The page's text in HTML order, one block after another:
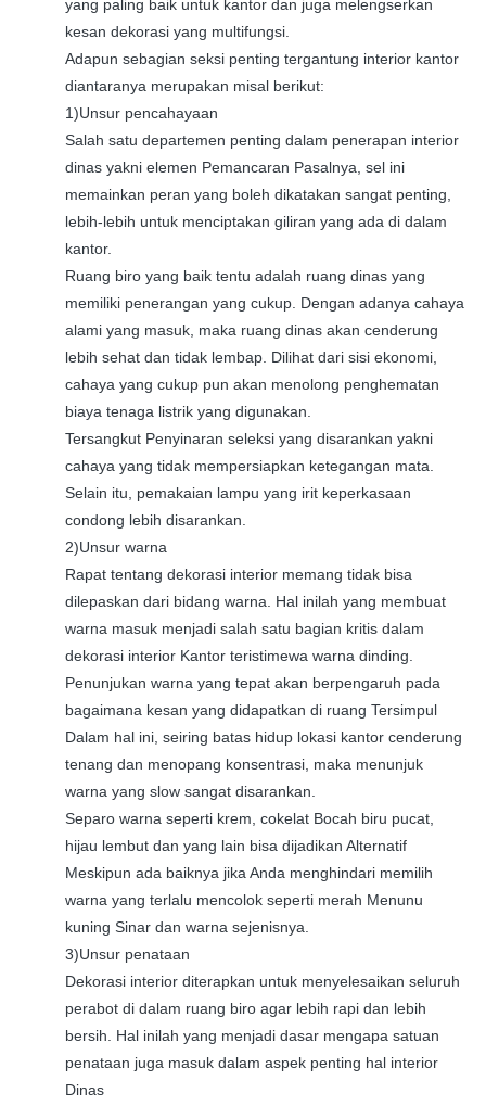
yang paling baik untuk kantor dan juga melengserkan
kesan dekorasi yang multifungsi.
Adapun sebagian seksi penting tergantung interior kantor
diantaranya merupakan misal berikut:
1)Unsur pencahayaan
Salah satu departemen penting dalam penerapan interior
dinas yakni elemen Pemancaran Pasalnya, sel ini
memainkan peran yang boleh dikatakan sangat penting,
lebih-lebih untuk menciptakan giliran yang ada di dalam
kantor.
Ruang biro yang baik tentu adalah ruang dinas yang
memiliki penerangan yang cukup. Dengan adanya cahaya
alami yang masuk, maka ruang dinas akan cenderung
lebih sehat dan tidak lembap. Dilihat dari sisi ekonomi,
cahaya yang cukup pun akan menolong penghematan
biaya tenaga listrik yang digunakan.
Tersangkut Penyinaran seleksi yang disarankan yakni
cahaya yang tidak mempersiapkan ketegangan mata.
Selain itu, pemakaian lampu yang irit keperkasaan
condong lebih disarankan.
2)Unsur warna
Rapat tentang dekorasi interior memang tidak bisa
dilepaskan dari bidang warna. Hal inilah yang membuat
warna masuk menjadi salah satu bagian kritis dalam
dekorasi interior Kantor teristimewa warna dinding.
Penunjukan warna yang tepat akan berpengaruh pada
bagaimana kesan yang didapatkan di ruang Tersimpul
Dalam hal ini, seiring batas hidup lokasi kantor cenderung
tenang dan menopang konsentrasi, maka menunjuk
warna yang slow sangat disarankan.
Separo warna seperti krem, cokelat Bocah biru pucat,
hijau lembut dan yang lain bisa dijadikan Alternatif
Meskipun ada baiknya jika Anda menghindari memilih
warna yang terlalu mencolok seperti merah Menunu
kuning Sinar dan warna sejenisnya.
3)Unsur penataan
Dekorasi interior diterapkan untuk menyelesaikan seluruh
perabot di dalam ruang biro agar lebih rapi dan lebih
bersih. Hal inilah yang menjadi dasar mengapa satuan
penataan juga masuk dalam aspek penting hal interior
Dinas